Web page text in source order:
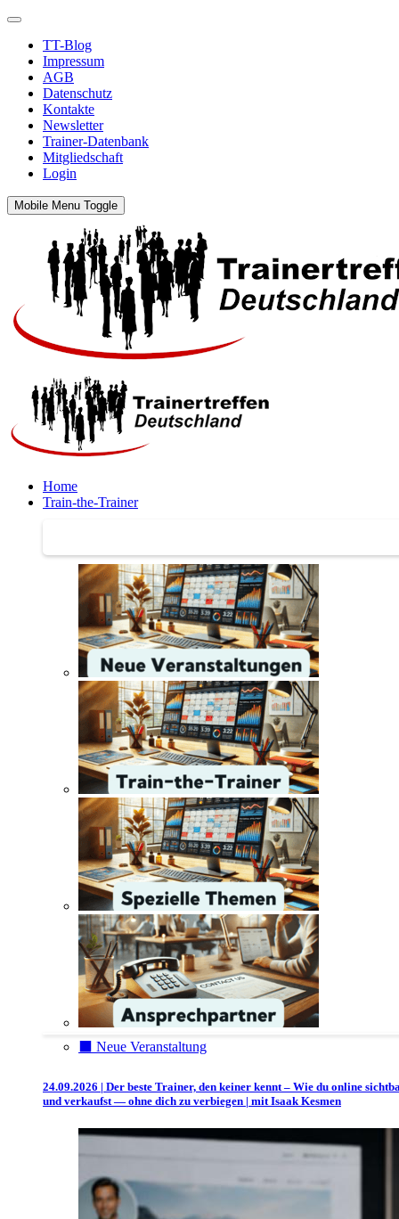
TT-Blog
Impressum
AGB
Datenschutz
Kontakte
Newsletter
Trainer-Datenbank
Mitgliedschaft
Login
Mobile Menu Toggle
Home
Train-the-Trainer
⬛️ Neue Veranstaltung
24.09.2026 | Der beste Trainer, den keiner kennt – Wie du online
und verkaufst — ohne dich zu verbiegen | mit Isaak Kesmen